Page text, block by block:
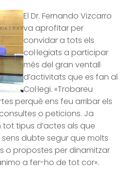
El Dr. Fernando Vizcarro
va aprofitar per
convidar a tots els
col·legiats a participar
més del gran ventall
d’activitats que es fan al
Col·legi. «Trobareu
perquè ens feu arribar els
o peticions. Ja
tipus d’actes als que
dubte segur que molts
o propostes per dinamitzar
a fer-ho de tot cor».